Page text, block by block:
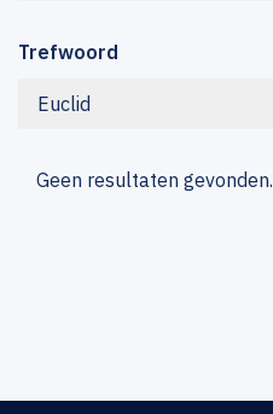
Trefwoord
Euclid
Geen resultaten gevonden.